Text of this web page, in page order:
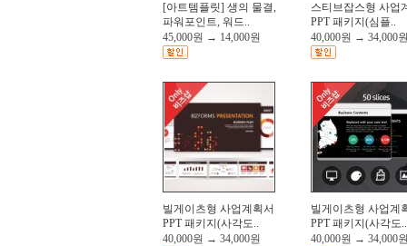
[아트템플릿] 생의 물결,
파워포인트, 워드..
45,000원 → 14,000원
스티브잡스형 사업
PPT 패키지(심플..
40,000원 → 34,000
빌게이츠형 사업계획서
PPT 패키지(사각도..
40,000원 → 34,000원
빌게이츠형 사업계
PPT 패키지(사각도..
40,000원 → 34,000